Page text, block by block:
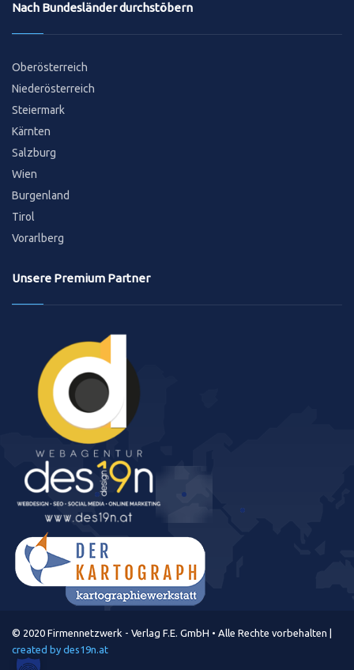
Nach Bundesländer durchstöbern
Oberösterreich
Niederösterreich
Steiermark
Kärnten
Salzburg
Wien
Burgenland
Tirol
Vorarlberg
Unsere Premium Partner
© 2020 Firmennetzwerk - Verlag F.E. GmbH • Alle Rechte vorbehalten |
created by des19n.at